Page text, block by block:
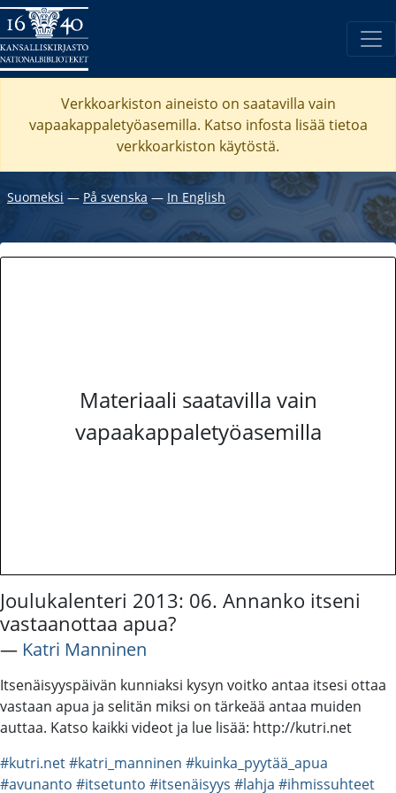
Verkkoarkiston aineisto on saatavilla vain
vapaakappaletyöasemilla. Katso infosta lisää tietoa
verkkoarkiston käytöstä.
Suomeksi ― På svenska ― In English
Materiaali saatavilla vain
vapaakappaletyöasemilla
Joulukalenteri 2013: 06. Annanko itseni
vastaanottaa apua?
― Katri Manninen
Itsenäisyyspäivän kunniaksi kysyn voitko antaa itsesi ottaa
vastaan apua ja selitän miksi on tärkeää antaa muiden
auttaa. Katso kaikki videot ja lue lisää: http://kutri.net
#kutri.net#katri_manninen #kuinka_pyytää_apua
#avunanto #itsetunto #itsenäisyys #lahja #ihmissuhteet